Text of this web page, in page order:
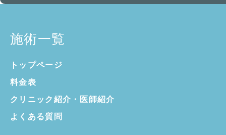
施術一覧
トップページ
料金表
クリニック紹介・ 医師紹介
よくある質問